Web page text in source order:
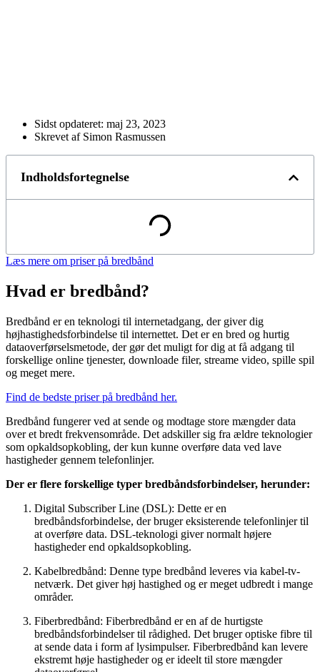
Sidst opdateret: maj 23, 2023
Skrevet af Simon Rasmussen
Indholdsfortegnelse
Læs mere om priser på bredbånd
Hvad er bredbånd?
Bredbånd er en teknologi til internetadgang, der giver dig
højhastighedsforbindelse til internettet. Det er en bred og hurtig
dataoverførselsmetode, der gør det muligt for dig at få adgang til
forskellige online tjenester, downloade filer, streame video, spille spil
og meget mere.
Find de bedste priser på bredbånd her.
Bredbånd fungerer ved at sende og modtage store mængder data
over et bredt frekvensområde. Det adskiller sig fra ældre teknologier
som opkaldsopkobling, der kun kunne overføre data ved lave
hastigheder gennem telefonlinjer.
Der er flere forskellige typer bredbåndsforbindelser, herunder:
Digital Subscriber Line (DSL): Dette er en
bredbåndsforbindelse, der bruger eksisterende telefonlinjer til
at overføre data. DSL-teknologi giver normalt højere
hastigheder end opkaldsopkobling.
Kabelbredbånd: Denne type bredbånd leveres via kabel-tv-
netværk. Det giver høj hastighed og er meget udbredt i mange
områder.
Fiberbredbånd: Fiberbredbånd er en af de hurtigste
bredbåndsforbindelser til rådighed. Det bruger optiske fibre til
at sende data i form af lysimpulser. Fiberbredbånd kan levere
ekstremt høje hastigheder og er ideelt til store mængder